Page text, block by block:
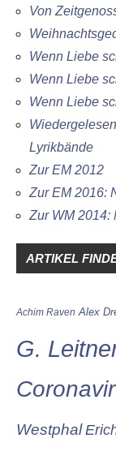
Von
Wenn Liebe
Wenn Liebe
Wenn Liebe
Lyrikbände
Zur EM 2012
Zur EM 2016:
Zur WM 2014:
ARTIKEL
Achim Raven Alex
G.
Westphal